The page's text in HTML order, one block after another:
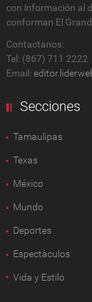
con información al
conforman El
Contactanos:
Tel: (867) 711 2222
Email:
Secciones
Tamaulipas
Texas
México
Mundo
Deportes
Espectàculos
Vida y Estilo